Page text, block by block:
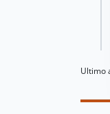
Ultimo